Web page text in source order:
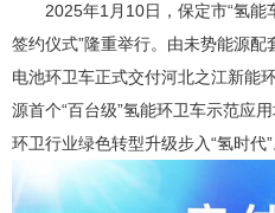
2025年1月10日，保定市“氢
签约仪式”隆重举行。由未势能源
电池环卫车正式交付河北之江新能
源首个“百台级”氢能环卫车示范应
环卫行业绿色转型升级步入“氢时代”